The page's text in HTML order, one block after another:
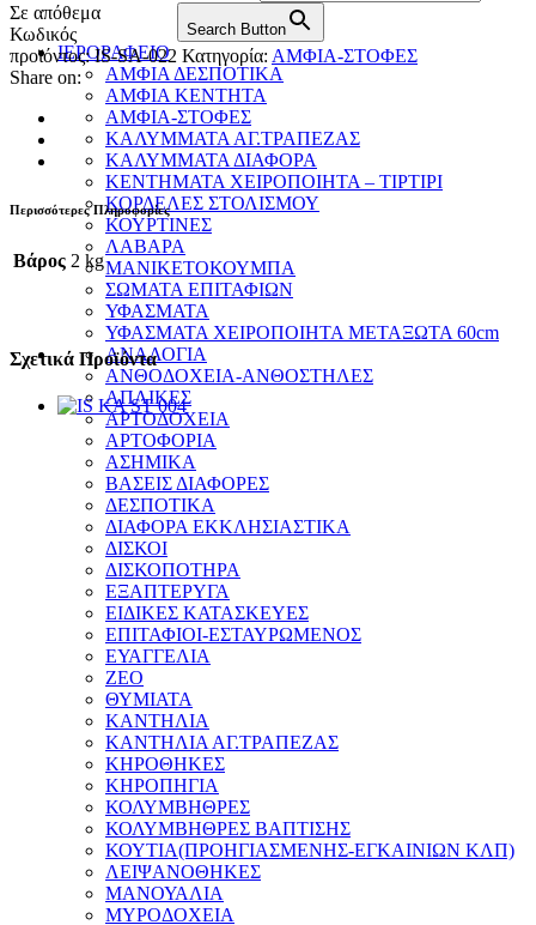
Search Button
ΙΕΡΟΡΑΦΕΙΟ
ΑΜΦΙΑ ΔΕΣΠΟΤΙΚΑ
ΑΜΦΙΑ ΚΕΝΤΗΤΑ
ΑΜΦΙΑ-ΣΤΟΦΕΣ
ΚΑΛΥΜΜΑΤΑ ΑΓ.ΤΡΑΠΕΖΑΣ
ΚΑΛΥΜΜΑΤΑ ΔΙΑΦΟΡΑ
ΚΕΝΤΗΜΑΤΑ ΧΕΙΡΟΠΟΙΗΤΑ – ΤΙΡΤΙΡΙ
ΚΟΡΔΕΛΕΣ ΣΤΟΛΙΣΜΟΥ
ΚΟΥΡΤΙΝΕΣ
ΛΑΒΑΡΑ
ΜΑΝΙΚΕΤΟΚΟΥΜΠΑ
ΣΩΜΑΤΑ ΕΠΙΤΑΦΙΩΝ
ΥΦΑΣΜΑΤΑ
ΥΦΑΣΜΑΤΑ ΧΕΙΡΟΠΟΙΗΤΑ ΜΕΤΑΞΩΤΑ 60cm
ΑΝΑΛΟΓΙΑ
ΑΝΘΟΔΟΧΕΙΑ-ΑΝΘΟΣΤΗΛΕΣ
ΑΠΛΙΚΕΣ
ΑΡΤΟΔΟΧΕΙΑ
ΑΡΤΟΦΟΡΙΑ
ΑΣΗΜΙΚΑ
ΒΑΣΕΙΣ ΔΙΑΦΟΡΕΣ
ΔΕΣΠΟΤΙΚΑ
ΔΙΑΦΟΡΑ ΕΚΚΛΗΣΙΑΣΤΙΚΑ
ΔΙΣΚΟΙ
ΔΙΣΚΟΠΟΤΗΡΑ
ΕΞΑΠΤΕΡΥΓΑ
ΕΙΔΙΚΕΣ ΚΑΤΑΣΚΕΥΕΣ
ΕΠΙΤΑΦΙΟΙ-ΕΣΤΑΥΡΩΜΕΝΟΣ
ΕΥΑΓΓΕΛΙΑ
ΖΕΟ
ΘΥΜΙΑΤΑ
ΚΑΝΤΗΛΙΑ
ΚΑΝΤΗΛΙΑ ΑΓ.ΤΡΑΠΕΖΑΣ
ΚΗΡΟΘΗΚΕΣ
ΚΗΡΟΠΗΓΙΑ
ΚΟΛΥΜΒΗΘΡΕΣ
ΚΟΛΥΜΒΗΘΡΕΣ ΒΑΠΤΙΣΗΣ
ΚΟΥΤΙΑ(ΠΡΟΗΓΙΑΣΜΕΝΗΣ-ΕΓΚΑΙΝΙΩΝ ΚΛΠ)
ΛΕΙΨΑΝΟΘΗΚΕΣ
ΜΑΝΟΥΑΛΙΑ
ΜΥΡΟΔΟΧΕΙΑ
Σε απόθεμα
Κωδικός
προϊόντος:IS-SA-022 Κατηγορία: ΑΜΦΙΑ-ΣΤΟΦΕΣ
Share on:
Περισσότερες Πληροφορίες
Βάρος 2 kg
Σχετικά Προϊόντα